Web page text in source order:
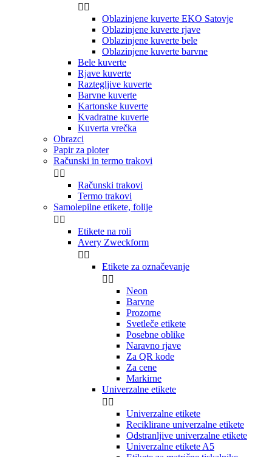
 
Oblazinjene kuverte EKO Satovje
Oblazinjene kuverte rjave
Oblazinjene kuverte bele
Oblazinjene kuverte barvne
Bele kuverte
Rjave kuverte
Raztegljive kuverte
Barvne kuverte
Kartonske kuverte
Kvadratne kuverte
Kuverta vrečka
Obrazci
Papir za ploter
Računski in termo trakovi
 
Računski trakovi
Termo trakovi
Samolepilne etikete, folije
 
Etikete na roli
Avery Zweckform
 
Etikete za označevanje
 
Neon
Barvne
Prozorne
Svetleče etikete
Posebne oblike
Naravno rjave
Za QR kode
Za cene
Markirne
Univerzalne etikete
 
Univerzalne etikete
Reciklirane univerzalne etikete
Odstranljive univerzalne etikete
Univerzalne etikete A5